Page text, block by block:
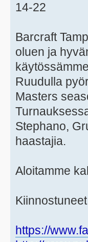
14-22
Barcraft
oluen ja
Ruudulla
Masters
Stephano,
haastajia.
Aloitamme
https://